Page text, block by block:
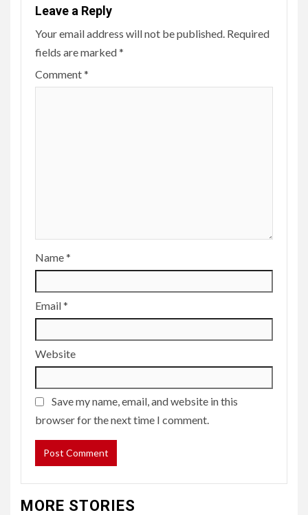
Leave a Reply
Your email address will not be published. Required
fields are marked*
Comment*
Name*
Email*
Website
Save my name, email, and website in this
browser for the next time I comment.
MORE STORIES